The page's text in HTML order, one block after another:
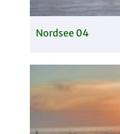
Nordsee 04